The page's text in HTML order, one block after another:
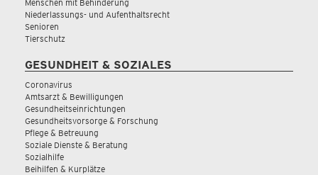
Menschen mit Behinderung
Niederlassungs- und Aufenthaltsrecht
Senioren
Tierschutz
GESUNDHEIT & SOZIALES
Coronavirus
Amtsarzt & Bewilligungen
Gesundheitseinrichtungen
Gesundheitsvorsorge & Forschung
Pflege & Betreuung
Soziale Dienste & Beratung
Sozialhilfe
Beihilfen & Kurplätze